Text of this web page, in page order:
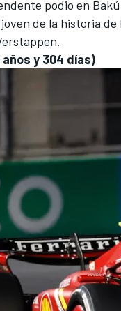
podio en
de la historia de
años y 304 días)